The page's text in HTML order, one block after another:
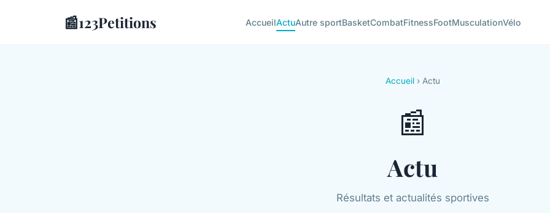
📰123Petitions AccueilActuAutre sportBasketCombatFitnessFootMusculationVélo
Accueil› Actu
📰
Actu
Résultats et actualités sportives